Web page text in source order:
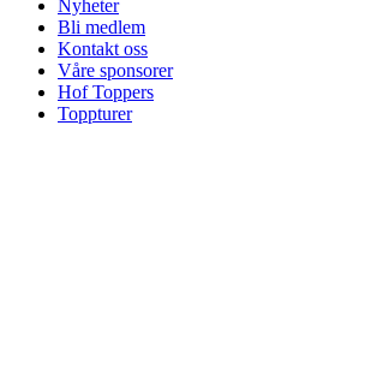
Nyheter
Bli medlem
Kontakt oss
Våre sponsorer
Hof Toppers
Toppturer